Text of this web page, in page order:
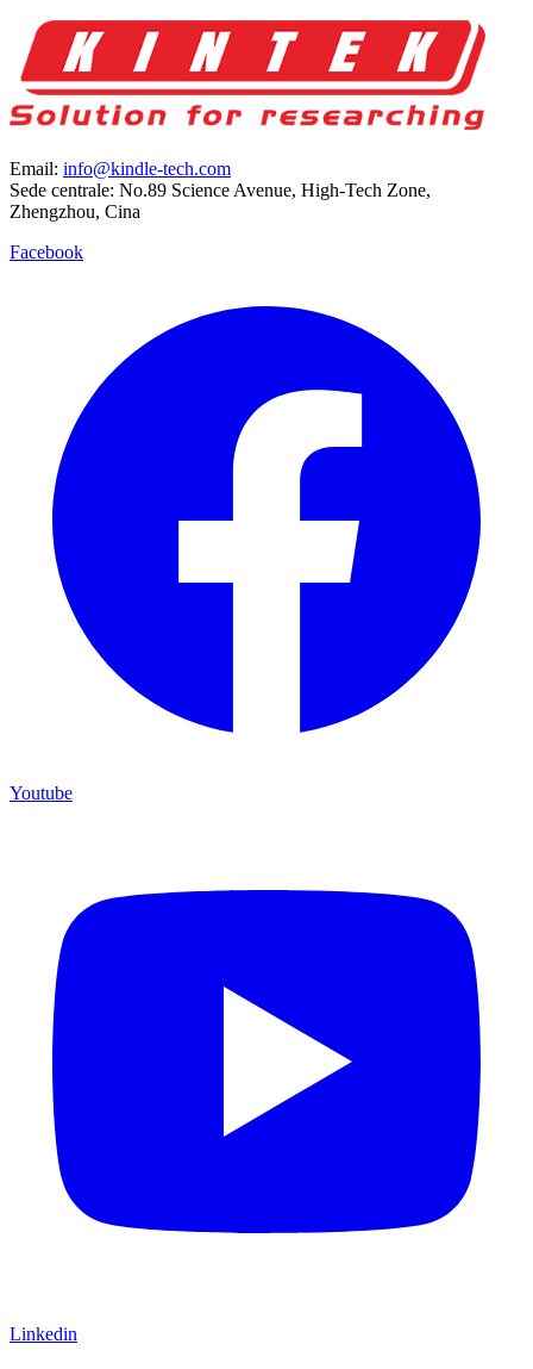
Email: info@kindle-tech.com
Sede centrale: No.89 Science Avenue, High-Tech Zone,
Zhengzhou, Cina
Facebook
Youtube
Linkedin